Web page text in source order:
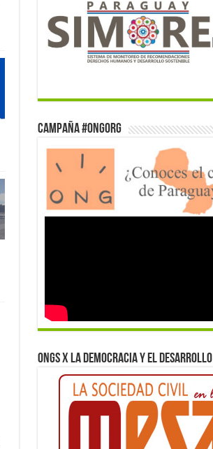
Campaña #ONGorg
ONGs x la democracia y el desarrollo